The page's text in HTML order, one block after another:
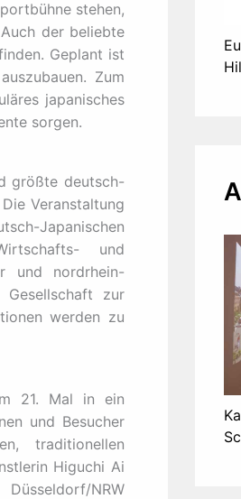
stehen,
der beliebte
Geplant ist
Zum
japanisches
sorgen.
größte deutsch-
Veranstaltung
Japanischen
und
und nordrhein-
Gesellschaft zur
werden zu
21. Mal in ein
und Besucher
traditionellen
Higuchi Ai
NRW